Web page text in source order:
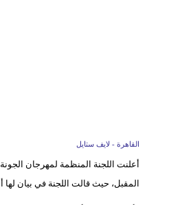
القاهرة - لايف ستايل
أعلنت اللجنة المنظمة لمهرجان
المقبل، حيث قالت اللجنة في بيان لها أنه سيكون هناك أكثر